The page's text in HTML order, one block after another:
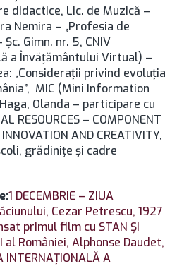
didactice, Lic. de Muzică –
Nemira – „Profesia de
Gimn. nr. 5, CNIV
a Învăţământului Virtual) –
„Consideraţii privind evoluţia
MIC (Mini Information
Olanda – participare cu
RESOURCES – COMPONENT
AND CREATIVITY,
grădiniţe şi cadre
1 DECEMBRIE – ZIUA
Cezar Petrescu, 1927
primul film cu STAN ŞI
al României, Alphonse Daudet,
INTERNAŢIONALĂ A